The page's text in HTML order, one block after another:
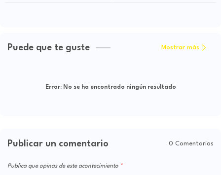
Puede que te guste Mostrar más
Error:No se ha encontrado ningún resultado
Publicar un comentario 0 Comentarios
Publica que opinas de este acontecimiento